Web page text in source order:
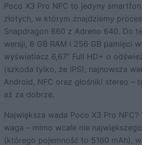
Poco X3 Pro NFC to jedyny
złotych, w którym znajdziemy
Snapdragon 860 z Adreno 640. Do
wersji, 8 GB RAM i 256 GB pamięci
wyświetlacz 6,67” Full HD+ o
(szkoda tylko, że IPS), najnowsza
Android, NFC oraz głośniki stereo –
aż za dobrze.
Największa wada Poco X3 Pro
waga – mimo wcale nie
(którego pojemność to 5160 mAh),